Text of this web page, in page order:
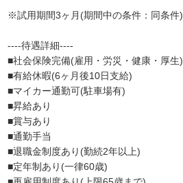
※試用期間3ヶ月(期間中の条件：同条件)
----待遇詳細----
■社会保険完備(雇用・労災・健康・厚生)
■有給休暇(6ヶ月後10日支給)
■マイカー通勤可(駐車場有)
■昇給あり
■賞与あり
■通勤手当
■退職金制度あり(勤続2年以上)
■定年制あり(一律60歳)